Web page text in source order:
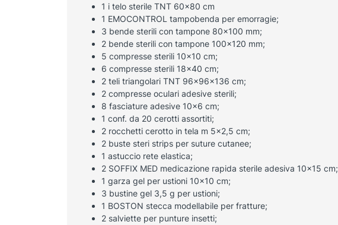
1 i telo sterile TNT 60×80 cm
1 EMOCONTROL tampobenda per emorragie;
3 bende sterili con tampone 80×100 mm;
2 bende sterili con tampone 100×120 mm;
5 compresse sterili 10×10 cm;
6 compresse sterili 18×40 cm;
2 teli triangolari TNT 96x96x136 cm;
2 compresse oculari adesive sterili;
8 fasciature adesive 10×6 cm;
1 conf. da 20 cerotti assortiti;
2 rocchetti cerotto in tela m 5×2,5 cm;
2 buste steri strips per suture cutanee;
1 astuccio rete elastica;
2 SOFFIX MED medicazione rapida sterile adesiva 10×15 cm;
1 garza gel per ustioni 10×10 cm;
3 bustine gel 3,5 g per ustioni;
1 BOSTON stecca modellabile per fratture;
2 salviette per punture insetti;